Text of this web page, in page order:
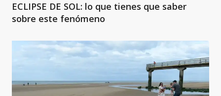
ECLIPSE DE SOL: lo que tienes que saber
sobre este fenómeno